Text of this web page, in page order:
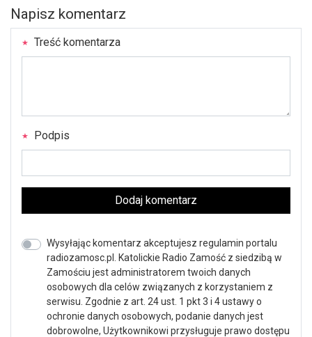
Napisz komentarz
Treść komentarza
Podpis
Dodaj komentarz
Wysyłając komentarz akceptujesz regulamin portalu
radiozamosc.pl. Katolickie Radio Zamość z siedzibą w
Zamościu jest administratorem twoich danych
osobowych dla celów związanych z korzystaniem z
serwisu. Zgodnie z art. 24 ust. 1 pkt 3 i 4 ustawy o
ochronie danych osobowych, podanie danych jest
dobrowolne, Użytkownikowi przysługuje prawo dostępu